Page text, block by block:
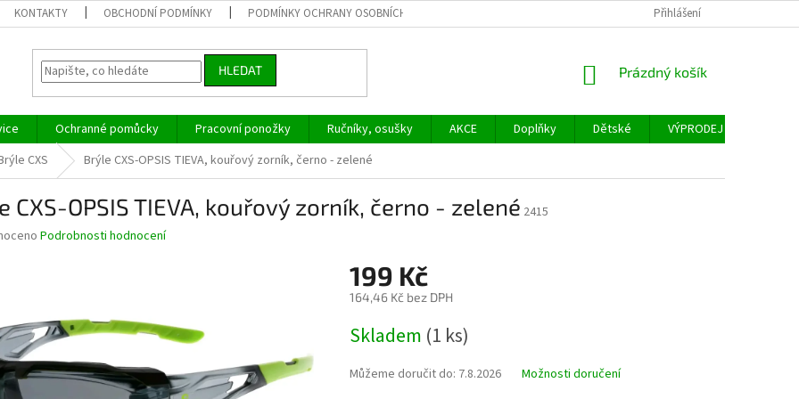
KONTAKTY OBCHODNÍ PODMÍNKY PODMÍNKY OCHRANY OSOBNÍCH ÚDAJŮ Přihlášení
HLEDAT
NÁKUPNÍ
Prázdný košík
Ochranné pomůcky Pracovní ponožky Ručníky, osušky AKCE Doplňky Dětské VÝPRODEJ
CXS Brýle CXS-OPSIS TIEVA, kouřový zorník, černo - zelené
CXS-OPSIS TIEVA, kouřový zorník, černo - zelené 2415
Podrobnosti hodnocení
199 Kč
164,46 Kč bez DPH
cena:
Skladem (1 ks)
Můžeme doručit do: 7.8.2026 Možnosti doručení